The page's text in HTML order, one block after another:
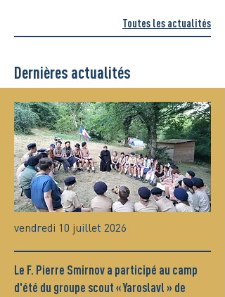
Toutes les actualités
Dernières actualités
vendredi 10 juillet 2026
Le F. Pierre Smirnov a participé au camp
d'été du groupe scout « Yaroslavl » de